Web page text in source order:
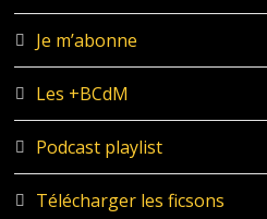
Je m’abonne
Les +BCdM
Podcast playlist
Télécharger les ficsons